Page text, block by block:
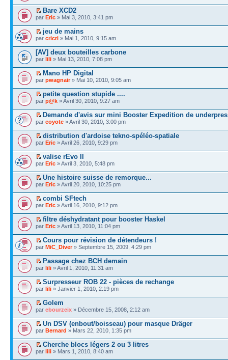
Bare XCD2
par Eric » Mai 3, 2010, 3:41 pm
jeu de mains
par cricri » Mai 1, 2010, 9:15 am
[AV] deux bouteilles carbone
par lili » Mai 13, 2010, 7:08 pm
Mano HP Digital
par pwagnair» Mai 10, 2010, 9:05 am
petite question stupide ....
par p@k » Avril 30, 2010, 9:27 am
Demande d'avis sur mini Booster Expedition de
par coyote » Avril 30, 2010, 3:00 pm
distribution d'ardoise tekno-spéléo-spatiale
par Eric » Avril 26, 2010, 9:29 pm
valise rEvo II
par Eric » Avril 3, 2010, 5:48 pm
Une histoire suisse de remorque...
par Eric » Avril 20, 2010, 10:25 pm
combi SFtech
par Eric » Avril 16, 2010, 9:12 pm
filtre déshydratant pour booster Haskel
par Eric » Avril 13, 2010, 11:04 pm
Cours pour révision de détendeurs !
par MiC_Diver» Septembre 15, 2009, 4:29 pm
Passage chez BCH demain
par lili » Avril 1, 2010, 11:31 am
Surpresseur ROB 22 - pièces de rechange
par lili » Janvier 1, 2010, 2:19 pm
Golem
par ebourzeix » Décembre 15, 2008, 2:12 am
Un DSV (enbout/boisseau) pour masque Dräger
par Bernard » Mars 22, 2010, 1:35 pm
Cherche blocs légers 2 ou 3 litres
par lili » Mars 1, 2010, 8:40 am